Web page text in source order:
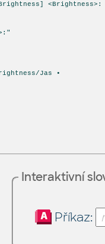
<Brightness>:
Jas •
Interaktivní
Příkaz: